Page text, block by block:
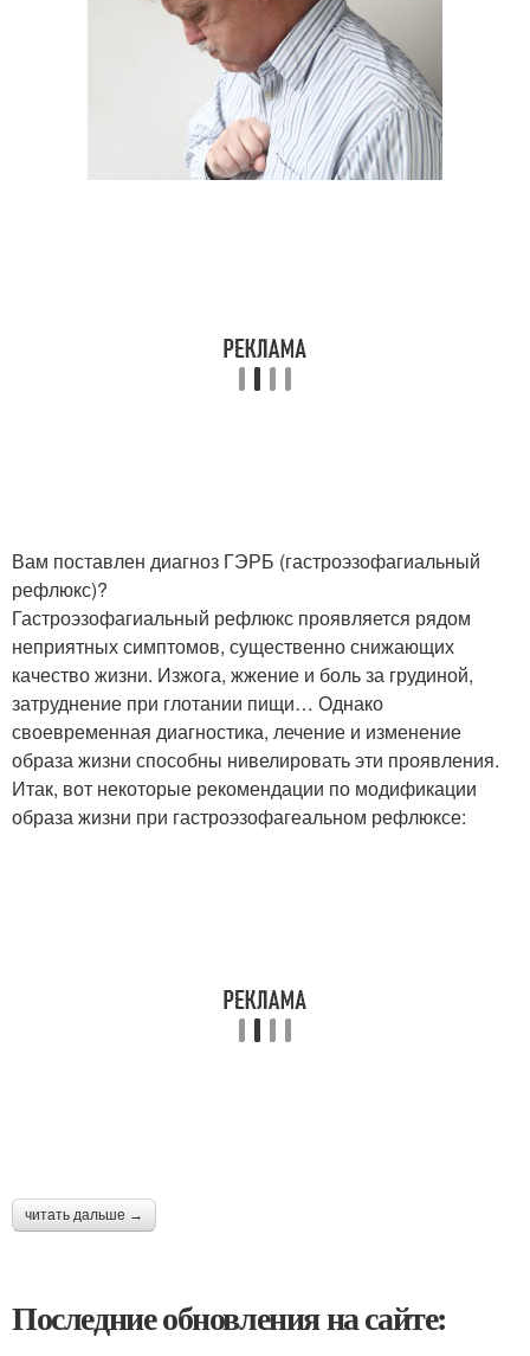
Вам поставлен диагноз ГЭРБ (гастроэзофагиальный
рефлюкс)?
Гастроэзофагиальный рефлюкс проявляется рядом
неприятных симптомов, существенно снижающих
качество жизни. Изжога, жжение и боль за грудиной,
затруднение при глотании пищи… Однако
своевременная диагностика, лечение и изменение
образа жизни способны нивелировать эти проявления.
Итак, вот некоторые рекомендации по модификации
образа жизни при гастроэзофагеальном рефлюксе:
читать дальше →
Последние обновления на сайте: